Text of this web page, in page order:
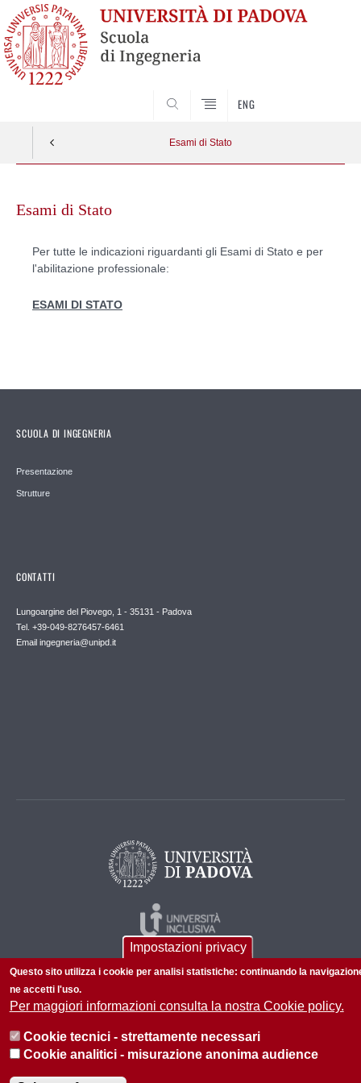
ENG
Esami di Stato
contentEsami di Stato
Per tutte le indicazioni riguardanti gli Esami di Stato e per
l'abilitazione professionale:
ESAMI DI STATO
SCUOLA DI INGEGNERIA
Presentazione
Strutture
CONTATTI
Lungoargine del Piovego, 1 - 35131 - Padova
Tel. +39-049-8276457-6461
Email ingegneria@unipd.it
© 2026 Università di Padova - Tutti i diritti riservati
P.I. 00742430283 C.F. 80006480281
Impostazioni privacy
Questo sito utilizza i cookie per analisi statistiche: continuando la
ne accetti l'uso.
Per maggiori informazioni consulta la nostra Cookie policy.
Cookie tecnici - strettamente necessari
Cookie analitici - misurazione anonima audience